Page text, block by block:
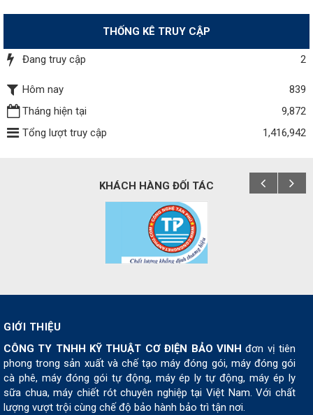
THỐNG KÊ TRUY CẬP
Đang truy cập 2
Hôm nay
839
Tháng hiện tại
9,872
Tổng lượt truy cập
1,416,942
KHÁCH HÀNG ĐỐI TÁC
GIỚI THIỆU
CÔNG TY TNHH KỸ THUẬT CƠ ĐIỆN BẢO VINH đơn vị tiên
phong trong sản xuất và chế tạo máy đóng gói, máy đóng gói
cà phê, máy đóng gói tự động, máy ép ly tự động, máy ép ly
sữa chua, máy chiết rót chuyên nghiệp tại Việt Nam. Với chất
lượng vượt trội cùng chế độ bảo hành bảo trì tận nơi.